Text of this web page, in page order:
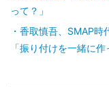
って？」
香取慎吾、SMAP時
「振り付けを一緒に作